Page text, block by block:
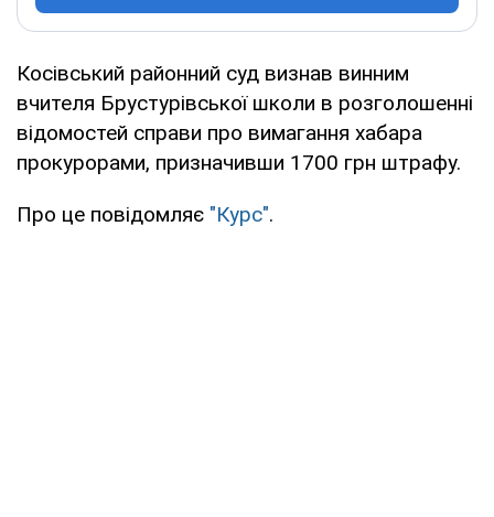
Косівський районний суд визнав винним
вчителя Брустурівської школи в розголошенні
відомостей справи про вимагання хабара
прокурорами, призначивши 1700 грн штрафу.
Про це повідомляє "Курс".